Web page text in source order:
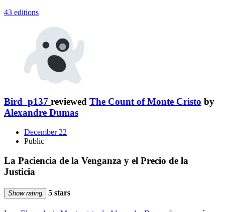
43 editions
Bird_p137 reviewed The Count of Monte Cristo by
Alexandre Dumas
December 22
Public
La Paciencia de la Venganza y el Precio de la
Justicia
Show rating 5 stars